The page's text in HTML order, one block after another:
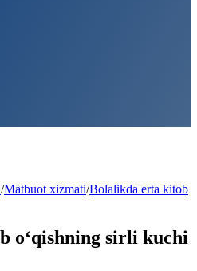
/Matbuot xizmati/Bolalikda erta kitob
o‘qishning sirli kuchi